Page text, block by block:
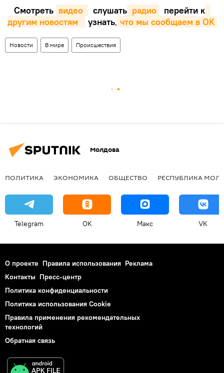
Смотреть видео слушать радио
перейти к
другим новостям
узнать, что мы сообщаем в OK
Новости В мире Происшествия
Молдова
ПОЛИТИКА ЭКОНОМИКА ОБЩЕСТВО РЕСПУБЛИКА
Telegram OK Макс VK
О проекте Правила использования Реклама
Контакты Пресс-центр
Политика конфиденциальности
Политика использования Cookie
Правила применения рекомендательных
технологий
Обратная связь